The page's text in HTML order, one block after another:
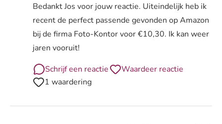
Bedankt Jos voor jouw reactie. Uiteindelijk heb ik
recent de perfect passende gevonden op Amazon
bij de firma Foto-Kontor voor €10,30. Ik kan weer
jaren vooruit!
Schrijf een reactie
Waardeer reactie
1 waardering